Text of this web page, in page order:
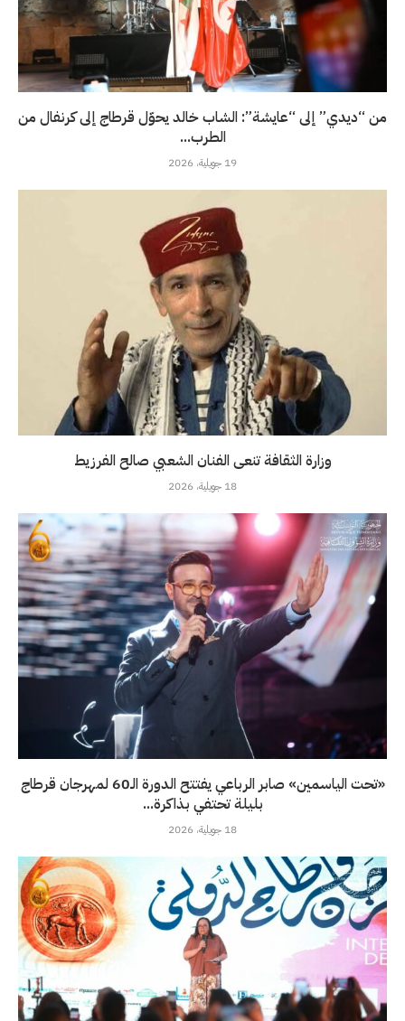
من “ديدي” إلى “عايشة”: الشاب خالد يحوّل قرطاج إلى كرنفال من
الطرب...
19 جويلية، 2026
وزارة الثقافة تنعى الفنان الشعبي صالح الفرزيط
18 جويلية، 2026
«تحت الياسمين» صابر الرباعي يفتتح الدورة الـ60 لمهرجان قرطاج
بليلة تحتفي بذاكرة...
18 جويلية، 2026